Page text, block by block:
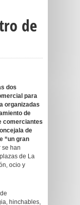
de
dos
para
organizadas
de
comerciantes
de
“un gran
se han
de La
ocio y
hinchables,